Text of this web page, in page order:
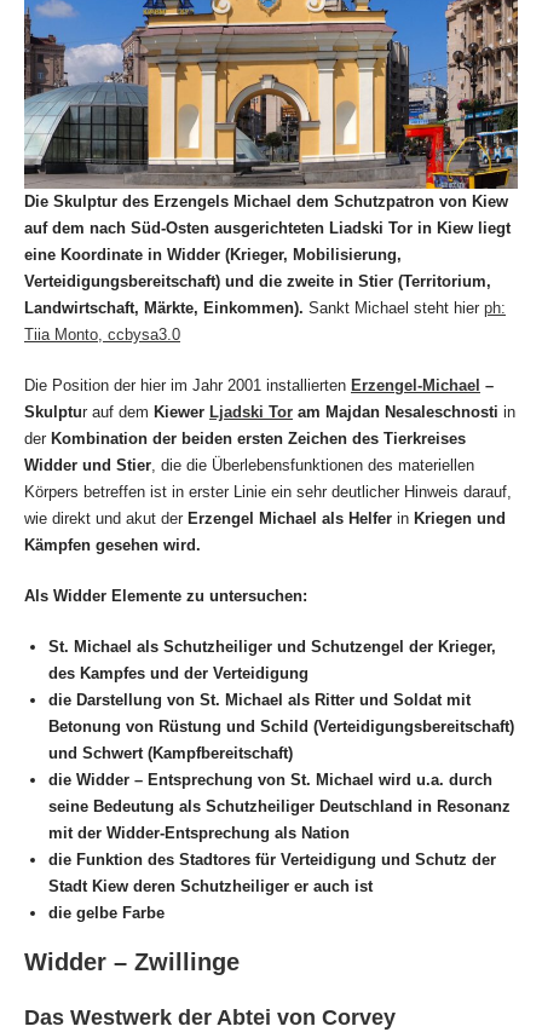
Die Skulptur des Erzengels Michael dem Schutzpatron von Kiew
auf dem nach Süd-Osten ausgerichteten Liadski Tor in Kiew liegt
eine Koordinate in Widder (Krieger, Mobilisierung,
Verteidigungsbereitschaft) und die zweite in Stier (Territorium,
Landwirtschaft, Märkte, Einkommen). Sankt Michael steht hier ph:
Tiia Monto, ccbysa3.0
Die Position der hier im Jahr 2001 installierten Erzengel-Michael –
Skulptur auf dem Kiewer Ljadski Tor am Majdan Nesaleschnosti in
der Kombination der beiden ersten Zeichen des Tierkreises
Widder und Stier, die die Überlebensfunktionen des materiellen
Körpers betreffen ist in erster Linie ein sehr deutlicher Hinweis darauf,
wie direkt und akut der Erzengel Michael als Helfer in Kriegen und
Kämpfen gesehen wird.
Als Widder Elemente zu untersuchen:
St. Michael als Schutzheiliger und Schutzengel der Krieger,
des Kampfes und der Verteidigung
die Darstellung von St. Michael als Ritter und Soldat mit
Betonung von Rüstung und Schild (Verteidigungsbereitschaft)
und Schwert (Kampfbereitschaft)
die Widder – Entsprechung von St. Michael wird u.a. durch
seine Bedeutung als Schutzheiliger Deutschland in Resonanz
mit der Widder-Entsprechung als Nation
die Funktion des Stadtores für Verteidigung und Schutz der
Stadt Kiew deren Schutzheiliger er auch ist
die gelbe Farbe
Widder – Zwillinge
Das Westwerk der Abtei von Corvey